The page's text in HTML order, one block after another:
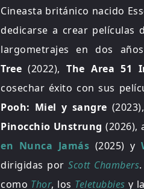
Cineasta británico nacido
dedicarse a crear
largometrajes en dos
Tree (2022),The Area 51
cosechar éxito con sus
Pooh: Miel y sangre (2023),
Pinocchio Unstrung (2026),
en Nunca Jamás (2025) y
dirigidas por Scott Chambers
como Thor, los Teletubbies y